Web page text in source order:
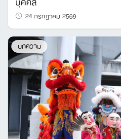
24 กรกฎาคม 2569
บทความ